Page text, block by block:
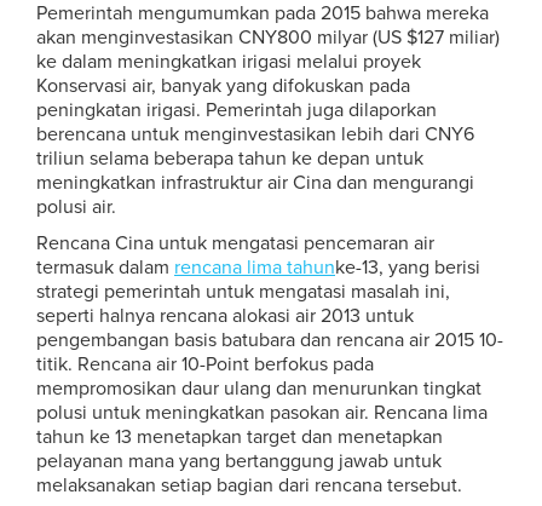
Pemerintah mengumumkan pada 2015 bahwa mereka
akan menginvestasikan CNY800 milyar (US $127 miliar)
ke dalam meningkatkan irigasi melalui proyek
Konservasi air, banyak yang difokuskan pada
peningkatan irigasi. Pemerintah juga dilaporkan
berencana untuk menginvestasikan lebih dari CNY6
triliun selama beberapa tahun ke depan untuk
meningkatkan infrastruktur air Cina dan mengurangi
polusi air.
Rencana Cina untuk mengatasi pencemaran air
termasuk dalam rencana lima tahunke-13, yang berisi
strategi pemerintah untuk mengatasi masalah ini,
seperti halnya rencana alokasi air 2013 untuk
pengembangan basis batubara dan rencana air 2015 10-
titik. Rencana air 10-Point berfokus pada
mempromosikan daur ulang dan menurunkan tingkat
polusi untuk meningkatkan pasokan air. Rencana lima
tahun ke 13 menetapkan target dan menetapkan
pelayanan mana yang bertanggung jawab untuk
melaksanakan setiap bagian dari rencana tersebut.